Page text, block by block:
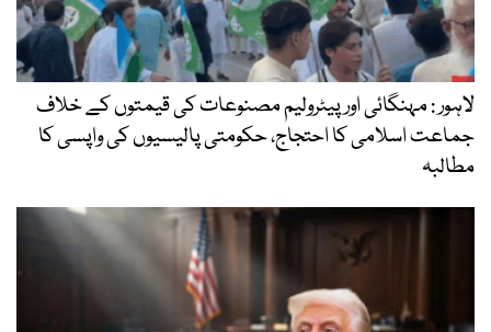
لاہور : مہنگائی اور پیٹرولیم مصنوعات کی قیمتوں کے خلاف
جماعت اسلامی کا احتجاج، حکومتی پالیسیوں کی واپسی کا
مطالبہ